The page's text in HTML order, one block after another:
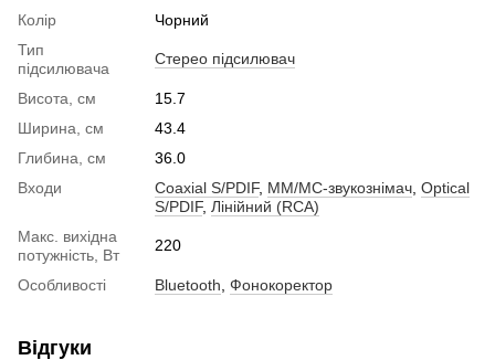
Колір
Чорний
Тип
підсилювача
Стерео підсилювач
Висота, см
15.7
Ширина, см
43.4
Глибина, см
36.0
Входи
Coaxial S/PDIF, MM/MC-звукознімач Optical
S/PDIF, Лінійний (RCA)
Макс. вихідна
потужність, Вт
220
Особливості Bluetooth Фонокоректор
Відгуки